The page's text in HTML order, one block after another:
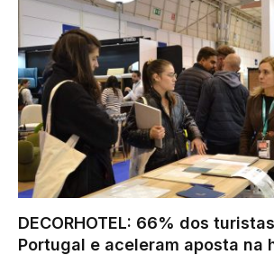
DECORHOTEL: 66% dos
Portugal e aceleram aposta na